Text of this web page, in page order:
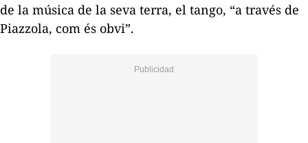
de la música de la seva terra, el tango, “a través de
Piazzola, com és obvi”.